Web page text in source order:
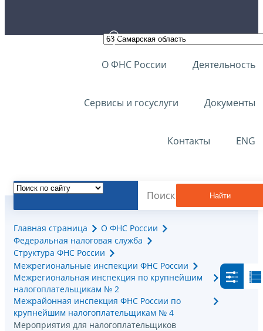
О ФНС России Деятельность
Сервисы и госуслуги Документы
Контакты ENG
Найти
Главная страница
О ФНС России
Федеральная налоговая служба
Структура ФНС России
Межрегиональные инспекции ФНС России
Межрегиональная инспекция по крупнейшим
налогоплательщикам № 2
Межрайонная инспекция ФНС России по
крупнейшим налогоплательщикам № 4
Мероприятия для налогоплательщиков